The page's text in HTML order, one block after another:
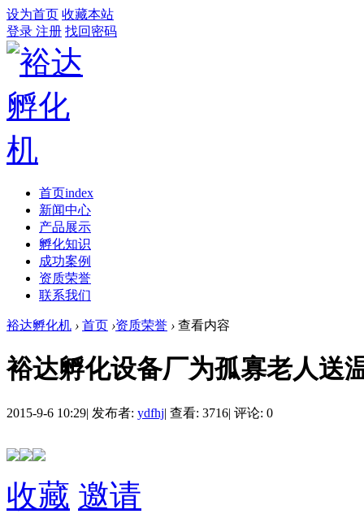
设为首页 收藏本站
登录 注册 找回密码
首页index
新闻中心
产品展示
孵化知识
成功案例
资质荣誉
联系我们
裕达孵化机 › 首页 ›资质荣誉 › 查看内容
裕达孵化设备厂为孤寡老人送
2015-9-6 10:29| 发布者: ydfhj| 查看: 3716| 评论: 0
收藏 邀请